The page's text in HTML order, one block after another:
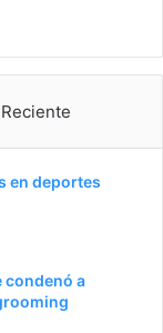
Reciente
en deportes
condenó a